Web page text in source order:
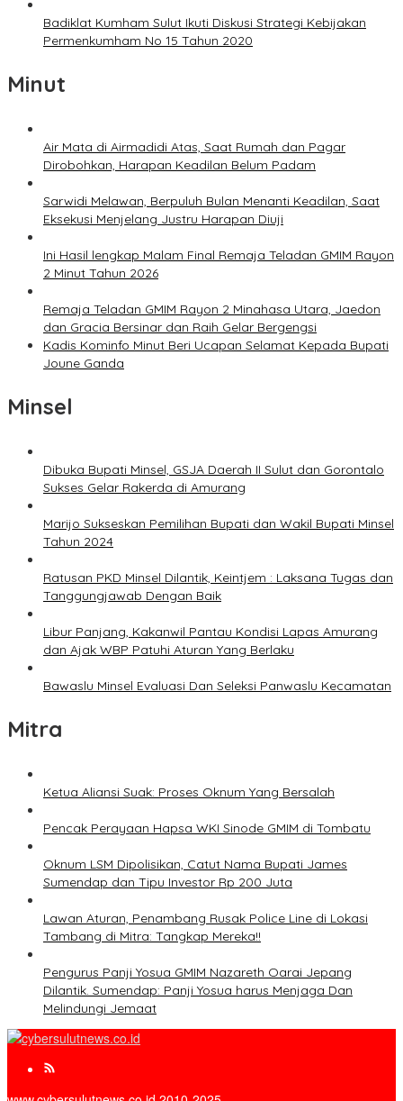
Badiklat Kumham Sulut Ikuti Diskusi Strategi Kebijakan
Permenkumham No 15 Tahun 2020
Minut
Air Mata di Airmadidi Atas, Saat Rumah dan Pagar
Dirobohkan, Harapan Keadilan Belum Padam
Sarwidi Melawan, Berpuluh Bulan Menanti Keadilan, Saat
Eksekusi Menjelang Justru Harapan Diuji
Ini Hasil lengkap Malam Final Remaja Teladan GMIM Rayon
2 Minut Tahun 2026
Remaja Teladan GMIM Rayon 2 Minahasa Utara, Jaedon
dan Gracia Bersinar dan Raih Gelar Bergengsi
Kadis Kominfo Minut Beri Ucapan Selamat Kepada Bupati
Joune Ganda
Minsel
Dibuka Bupati Minsel, GSJA Daerah II Sulut dan Gorontalo
Sukses Gelar Rakerda di Amurang
Marijo Sukseskan Pemilihan Bupati dan Wakil Bupati Minsel
Tahun 2024
Ratusan PKD Minsel Dilantik, Keintjem : Laksana Tugas dan
Tanggungjawab Dengan Baik
Libur Panjang, Kakanwil Pantau Kondisi Lapas Amurang
dan Ajak WBP Patuhi Aturan Yang Berlaku
Bawaslu Minsel Evaluasi Dan Seleksi Panwaslu Kecamatan
Mitra
Ketua Aliansi Suak: Proses Oknum Yang Bersalah
Pencak Perayaan Hapsa WKI Sinode GMIM di Tombatu
Oknum LSM Dipolisikan, Catut Nama Bupati James
Sumendap dan Tipu Investor Rp 200 Juta
Lawan Aturan, Penambang Rusak Police Line di Lokasi
Tambang di Mitra: Tangkap Mereka!!
Pengurus Panji Yosua GMIM Nazareth Oarai Jepang
Dilantik. Sumendap: Panji Yosua harus Menjaga Dan
Melindungi Jemaat